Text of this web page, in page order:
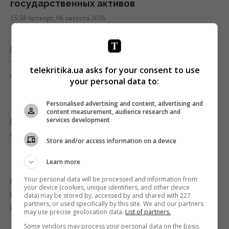
государственных активов
15:58 четверг, 06 августа 2026
Беременную Витвицкую заподозрили в
тайном ЭКО и суррогатном материнстве -
она ответила
Когда у Украины появится собственная
баллистика: Зеленский раскрыл сроки
15:45 четверг, 06 августа 2026
Во Вьетнаме обнаружили самую большую
пещеру: в ней может поместиться
небоскреб и Boeing 747
15:42 четверг, 06 августа 2026
telekritika.ua asks for your consent to use
your personal data to:
Personalised advertising and content, advertising and
content measurement, audience research and
services development
Store and/or access information on a device
Learn more
Your personal data will be processed and information from
your device (cookies, unique identifiers, and other device
data) may be stored by, accessed by and shared with 227
partners, or used specifically by this site. We and our partners
may use precise geolocation data. List of partners.
Some vendors may process your personal data on the basis